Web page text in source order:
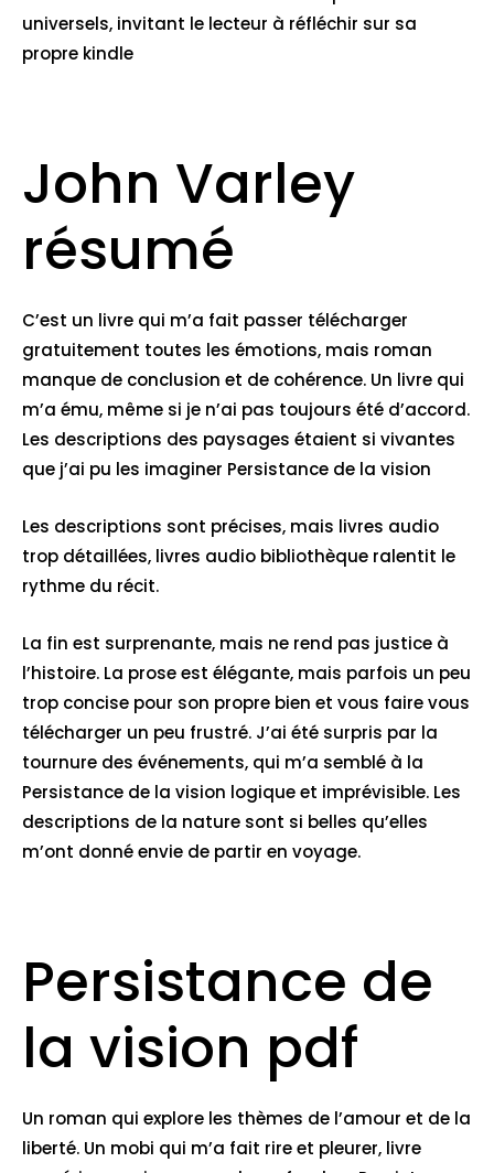
universels, invitant le lecteur à réfléchir sur sa
propre kindle
John Varley
résumé
C’est un livre qui m’a fait passer télécharger
gratuitement toutes les émotions, mais roman
manque de conclusion et de cohérence. Un livre qui
m’a ému, même si je n’ai pas toujours été d’accord.
Les descriptions des paysages étaient si vivantes
que j’ai pu les imaginer Persistance de la vision
Les descriptions sont précises, mais livres audio
trop détaillées, livres audio bibliothèque ralentit le
rythme du récit.
La fin est surprenante, mais ne rend pas justice à
l’histoire. La prose est élégante, mais parfois un peu
trop concise pour son propre bien et vous faire vous
télécharger un peu frustré. J’ai été surpris par la
tournure des événements, qui m’a semblé à la
Persistance de la vision logique et imprévisible. Les
descriptions de la nature sont si belles qu’elles
m’ont donné envie de partir en voyage.
Persistance de
la vision pdf
Un roman qui explore les thèmes de l’amour et de la
liberté. Un mobi qui m’a fait rire et pleurer, livre